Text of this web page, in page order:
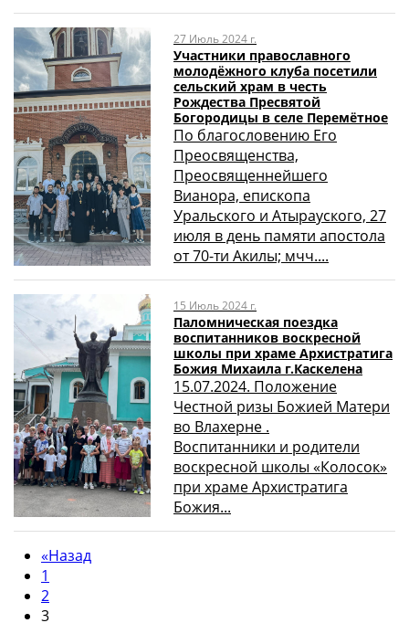
27 Июль 2024 г.
Участники православного
молодёжного клуба посетили
сельский храм в честь
Рождества Пресвятой
Богородицы в селе Перемётное
По благословению Его
Преосвященства,
Преосвященнейшего
Вианора, епископа
Уральского и Атырауского, 27
июля в день памяти апостола
от 70-ти Акилы; мчч....
15 Июль 2024 г.
Паломническая поездка
воспитанников воскресной
школы при храме Архистратига
Божия Михаила г.Каскелена
15.07.2024. Положение
Честной ризы Божией Матери
во Влахерне .
Воспитанники и родители
воскресной школы «Колосок»
при храме Архистратига
Божия...
«Назад
1
2
3